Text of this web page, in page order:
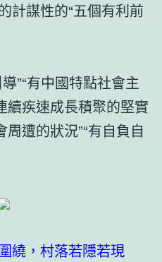
計謀性的“五個有利前
”“有中國特點社會主
續疾速成長積聚的堅實
遭的狀況”“有自負自
繞，村落若隱若現